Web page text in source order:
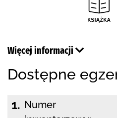
Więcej informacji
Dostępne
1. Numer